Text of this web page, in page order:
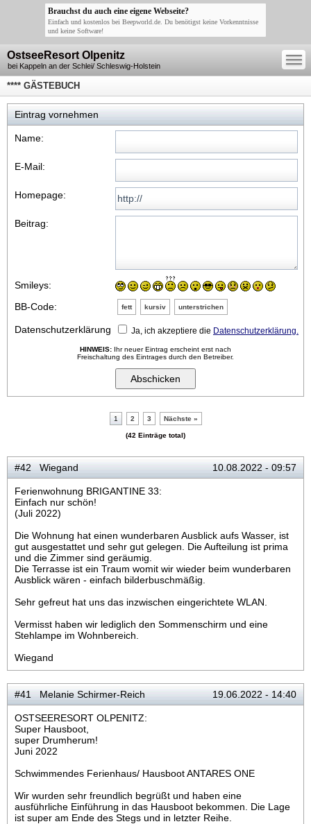
Brauchst du auch eine eigene Webseite?
Einfach und kostenlos bei Beepworld.de. Du benötigst keine Vorkenntnisse
und keine Software!
OstseeResort Olpenitz
bei Kappeln an der Schlei/ Schleswig-Holstein
—
—
—
**** GÄSTEBUCH
Eintrag vornehmen
Name:
E-Mail:
Homepage:
Beitrag:
Smileys:
BB-Code:
fett kursiv unterstrichen
Datenschutzerklärung Ja, ich akzeptiere die Datenschutzerklärung.
HINWEIS: Ihr neuer Eintrag erscheint erst nach
Freischaltung des Eintrages durch den Betreiber.
1 2 3 Nächste »
(42 Einträge total)
#42 Wiegand 10.08.2022 - 09:57
Ferienwohnung BRIGANTINE 33:
Einfach nur schön!
(Juli 2022)
Die Wohnung hat einen wunderbaren Ausblick aufs Wasser, ist
gut ausgestattet und sehr gut gelegen. Die Aufteilung ist prima
und die Zimmer sind geräumig.
Die Terrasse ist ein Traum womit wir wieder beim wunderbaren
Ausblick wären - einfach bilderbuschmäßig.
Sehr gefreut hat uns das inzwischen eingerichtete WLAN.
Vermisst haben wir lediglich den Sommenschirm und eine
Stehlampe im Wohnbereich.
Wiegand
#41 Melanie Schirmer-Reich 19.06.2022 - 14:40
OSTSEERESORT OLPENITZ:
Super Hausboot,
super Drumherum!
Juni 2022
Schwimmendes Ferienhaus/ Hausboot ANTARES ONE
Wir wurden sehr freundlich begrüßt und haben eine
ausführliche Einführung in das Hausboot bekommen. Die Lage
ist super am Ende des Stegs und in letzter Reihe.